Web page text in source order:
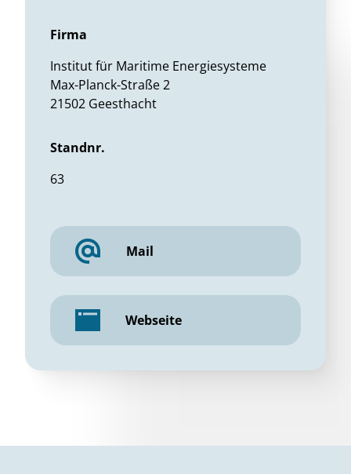
Firma
Institut für Maritime Energiesysteme
Max-Planck-Straße 2
21502 Geesthacht
Standnr.
63
Mail
Webseite